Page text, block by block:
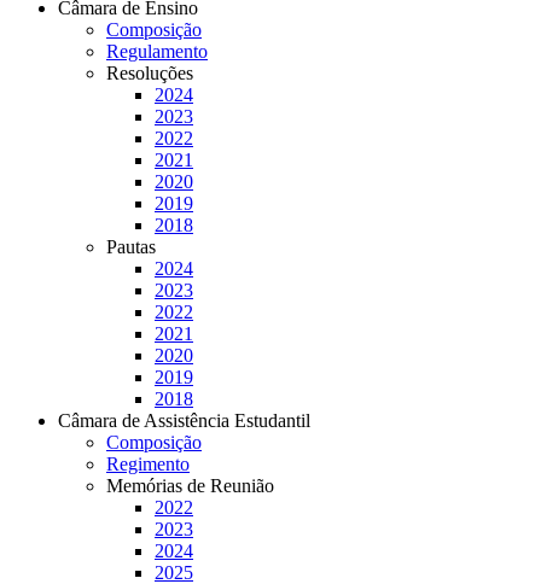
Câmara de Ensino
Composição
Regulamento
Resoluções
2024
2023
2022
2021
2020
2019
2018
Pautas
2024
2023
2022
2021
2020
2019
2018
Câmara de Assistência Estudantil
Composição
Regimento
Memórias de Reunião
2022
2023
2024
2025